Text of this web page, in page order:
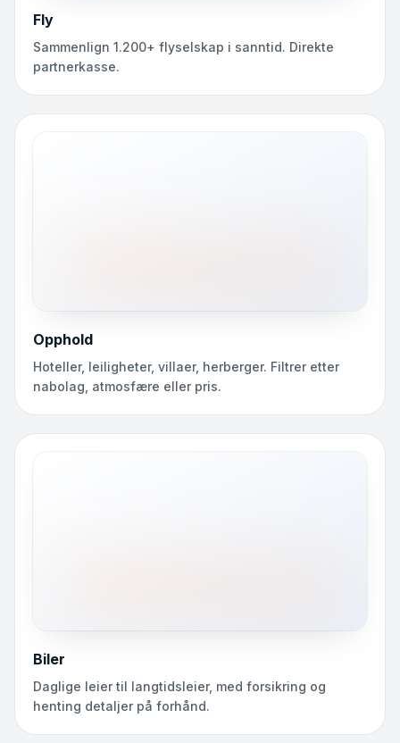
Fly
Sammenlign 1.200+ flyselskap i sanntid. Direkte
partnerkasse.
Opphold
Hoteller, leiligheter, villaer, herberger. Filtrer etter
nabolag, atmosfære eller pris.
Biler
Daglige leier til langtidsleier, med forsikring og
henting detaljer på forhånd.